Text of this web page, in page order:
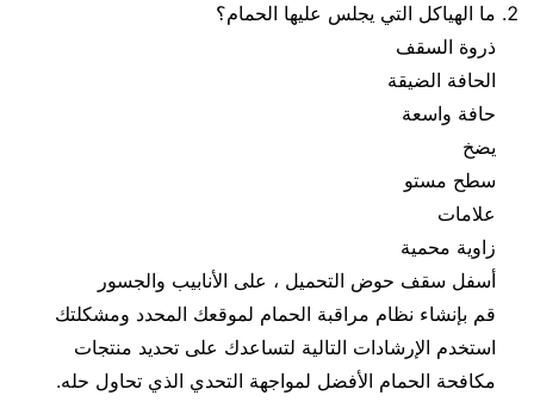
ما الهياكل التي يجلس عليها الحمام؟
ذروة السقف
الحافة الضيقة
حافة واسعة
يضخ
سطح مستو
علامات
زاوية محمية
أسفل سقف حوض التحميل ، على الأنابيب والجسور
قم بإنشاء نظام مراقبة الحمام لموقعك المحدد ومشكلتك
استخدم الإرشادات التالية لتساعدك على تحديد منتجات
مكافحة الحمام الأفضل لمواجهة التحدي الذي تحاول حله.